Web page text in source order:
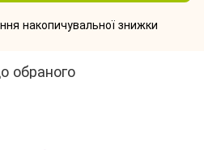
накопичувальної знижки
обраного